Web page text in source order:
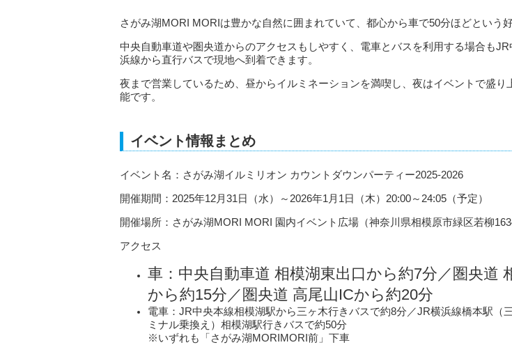
さがみ湖MORI MORIは豊かな自然に囲まれていて、都心から車で50分ほどという好
中央自動車道や圏央道からのアクセスもしやすく、電車とバスを利用する場合も
浜線から直行バスで現地へ到着できます。
夜まで営業しているため、昼からイルミネーションを満喫し、夜はイベントで盛り
能です。
イベント情報まとめ
イベント名：さがみ湖イルミリオン カウントダウンパーティー2025-2026
開催期間：2025年12月31日（水）～2026年1月1日（木）20:00～24:05（予定）
開催場所：さがみ湖MORI MORI 園内イベント広場（神奈川県相模原市緑区若柳
アクセス
車：中央自動車道 相模湖東出口から約7分／圏央道
から約15分／圏央道 高尾山ICから約20分
電車：JR中央本線相模湖駅から三ヶ木行きバスで約8分／JR横浜線橋本駅（
ミナル乗換え）相模湖駅行きバスで約50分
※いずれも「さがみ湖MORIMORI前」下車